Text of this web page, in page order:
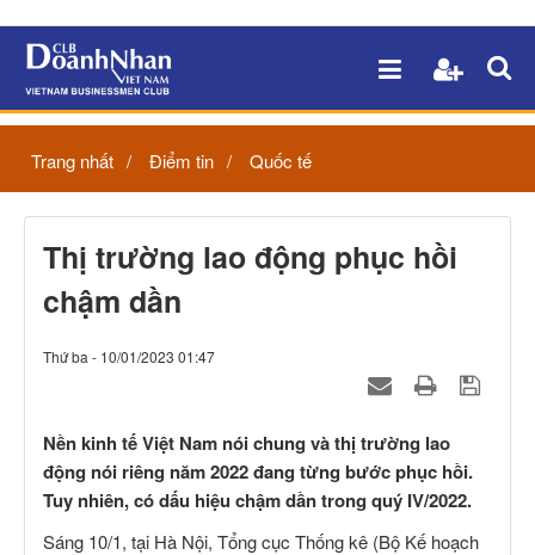
Trang nhất Điểm tin Quốc tế
Thị trường lao động phục hồi
chậm dần
Thứ ba - 10/01/2023 01:47
Nền kinh tế Việt Nam nói chung và thị trường lao
động nói riêng năm 2022 đang từng bước phục hồi.
Tuy nhiên, có dấu hiệu chậm dần trong quý IV/2022.
Sáng 10/1, tại Hà Nội, Tổng cục Thống kê (Bộ Kế hoạch